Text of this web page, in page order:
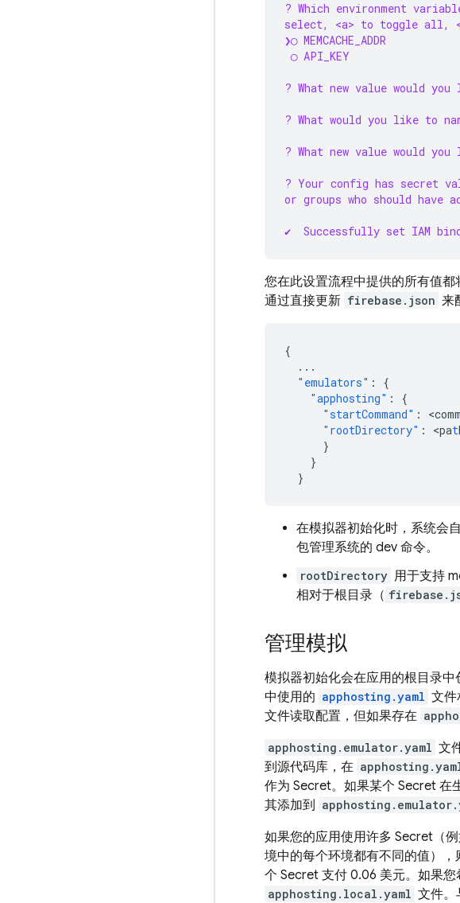
? Which environment
select, <a> to toggle all,
❯◯ MEMCACHE_ADDR
◯ API_KEY
? What new value would you
? What would you like to
? What new value would
? Your config has secret
or groups who should have
✔  Successfully set IAM
您在此设置流程中提供的所有值都
通过直接更新 firebase.json 来
{
...
"emulators" :
{
"apphosting" :
{
"startCommand" : <
"rootDirectory" : <pat
}
}
}
在模拟器初始化时，系统会
包管理系统的 dev 命令。
rootDirectory 用于支持
相对于根目录（
管理模拟
模拟器初始化会在应用的根目录中
中使用的 apphosting.yaml 文件
文件读取配置，但如果存在
apphosting.emulator.yaml 文
到源代码库，在
作为 Secret。如果某个 Secret 在
其添加到
如果您的应用使用许多 Secret（
境中的每个环境都有不同的值）
个 Secret 支付 0.06 美元。如果
apphosting.local.yaml 文件。